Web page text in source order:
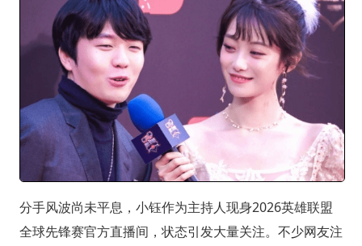
分手风波尚未平息，小钰作为主持人现身2026英雄联盟
全球先锋赛官方直播间，状态引发大量关注。不少网友注